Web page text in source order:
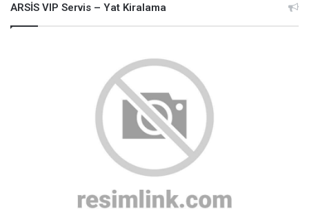
ARSİS VIP Servis – Yat Kiralama